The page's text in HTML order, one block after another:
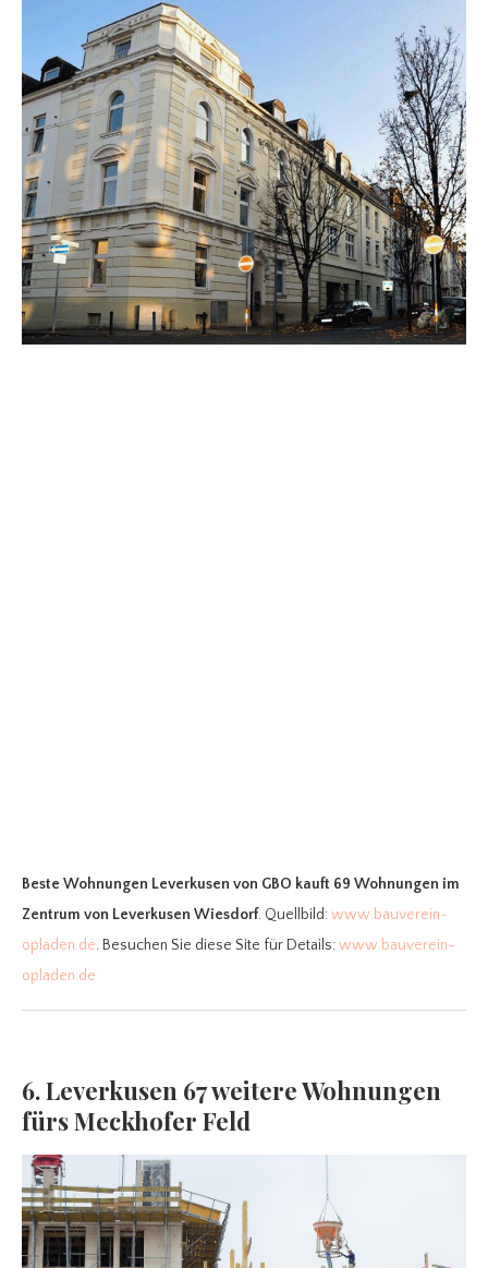
Beste Wohnungen Leverkusen von GBO kauft 69 Wohnungen im
Zentrum von Leverkusen Wiesdorf. Quellbild:www.bauverein-
opladen.de. Besuchen Sie diese Site für Details:www.bauverein-
opladen.de
6. Leverkusen 67 weitere Wohnungen
fürs Meckhofer Feld